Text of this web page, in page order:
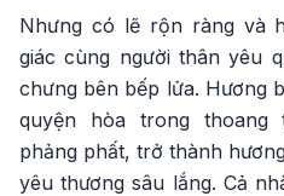
Nhưng có lẽ rộn ràng và
giác cùng người thân yêu
chưng bên bếp lửa. Hương
quyện hòa trong thoang
phảng phất, trở thành
yêu thương sâu lắng. Cả